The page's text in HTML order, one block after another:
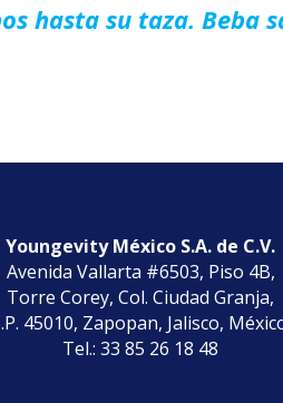
hasta su taza. Beba
Youngevity México S.A. de C.V.
Avenida Vallarta #6503, Piso 4B,
Torre Corey, Col. Ciudad Granja,
45010, Zapopan, Jalisco,
Tel.: 33 85 26 18 48